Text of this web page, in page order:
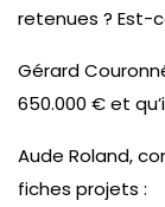
retenues ? Est-
Gérard
650.000 € et
Aude Roland,
fiches projets :